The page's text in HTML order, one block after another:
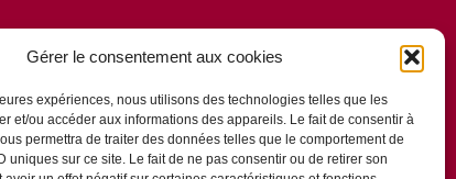
Gérer le consentement aux cookies
expériences, nous utilisons des technologies telles que les
et/ou accéder aux informations des appareils. Le fait de consentir à
permettra de traiter des données telles que le comportement de
uniques sur ce site. Le fait de ne pas consentir ou de retirer son